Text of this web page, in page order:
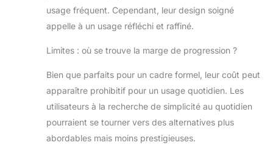
usage fréquent. Cependant, leur design soigné
appelle à un usage réfléchi et raffiné.
Limites : où se trouve la marge de progression ?
Bien que parfaits pour un cadre formel, leur coût peut
apparaître prohibitif pour un usage quotidien. Les
utilisateurs à la recherche de simplicité au quotidien
pourraient se tourner vers des alternatives plus
abordables mais moins prestigieuses.